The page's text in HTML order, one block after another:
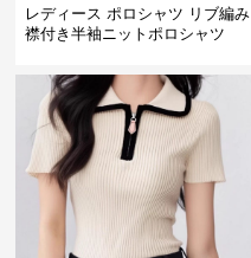
レディース ポロシャツ リブ編み
襟付き半袖ニットポロシャツ